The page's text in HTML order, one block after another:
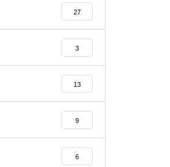
27
3
13
9
6